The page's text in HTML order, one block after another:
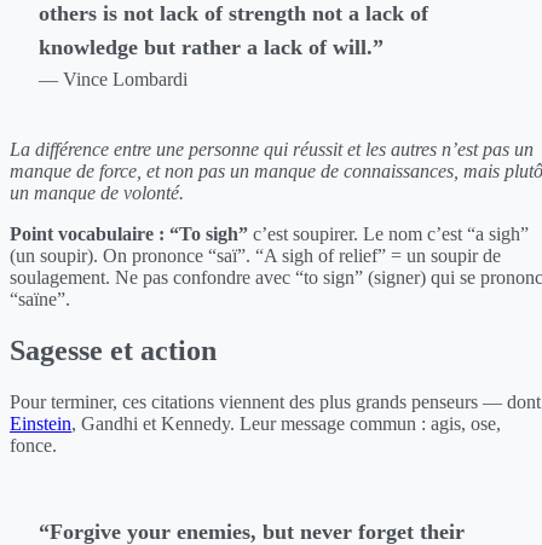
others is not lack of strength not a lack of
knowledge but rather a lack of will.”
— Vince Lombardi
La différence entre une personne qui réussit et les autres n’est pas un
manque de force, et non pas un manque de connaissances, mais
un manque de volonté.
Point vocabulaire : “To sigh” c’est soupirer. Le nom c’est “a sigh”
(un soupir). On prononce “saï”. “A sigh of relief” = un soupir de
soulagement. Ne pas confondre avec “to sign” (signer) qui se
“saïne”.
Sagesse et action
Pour terminer, ces citations viennent des plus grands penseurs — dont
Einstein, Gandhi et Kennedy. Leur message commun : agis, ose,
fonce.
“Forgive your enemies, but never forget their